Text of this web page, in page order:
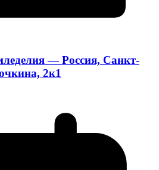
— Россия, Санкт-
2к1